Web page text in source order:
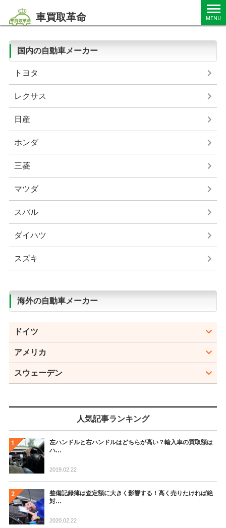
車買取革命 MENU
国内の自動車メーカー
トヨタ
レクサス
日産
ホンダ
三菱
マツダ
スバル
ダイハツ
スズキ
海外の自動車メーカー
ドイツ
アメリカ
スウェーデン
人気記事ランキング
左ハンドルと右ハンドルはどちらが高い？輸入車の買取額は
ハ…
2019.02.22
整備記録簿は査定額に大きく影響する！高く売りたければ絶
対…
2020.02.22